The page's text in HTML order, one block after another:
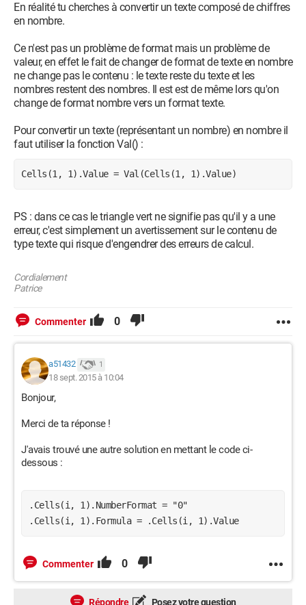
En réalité tu cherches à convertir un texte composé de chiffres
en nombre.
Ce n'est pas un problème de format mais un problème de
valeur, en effet le fait de changer de format de texte en nombre
ne change pas le contenu : le texte reste du texte et les
nombres restent des nombres. Il est est de même lors qu'on
change de format nombre vers un format texte.
Pour convertir un texte (représentant un nombre) en nombre il
faut utiliser la fonction Val() :
Cells(1, 1).Value = Val(Cells(1, 1).Value)
PS : dans ce cas le triangle vert ne signifie pas qu'il y a une
erreur, c'est simplement un avertissement sur le contenu de
type texte qui risque d'engendrer des erreurs de calcul.
Cordialement
Patrice
Commenter 0
a51432 1
18 sept. 2015 à 10:04
Bonjour,
Merci de ta réponse !
J'avais trouvé une autre solution en mettant le code ci-
dessous :
.Cells(i, 1).NumberFormat = "0"
.Cells(i, 1).Formula = .Cells(i, 1).Value
Commenter 0
Répondre Posez votre question